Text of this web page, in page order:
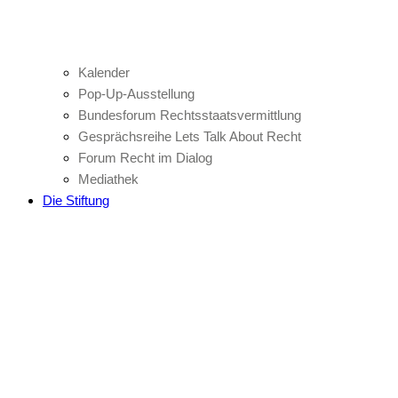
Kalender
Pop-Up-Ausstellung
Bundesforum Rechtsstaatsvermittlung
Gesprächsreihe Lets Talk About Recht
Forum Recht im Dialog
Mediathek
Die Stiftung